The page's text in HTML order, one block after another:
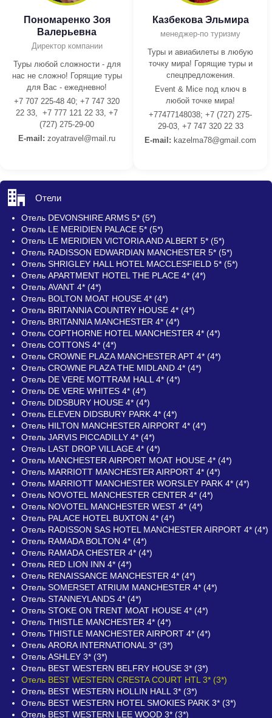
Пономаренко Зоя
Валерьевна
Директор компании
Туры любой сложности - для
нас не сложно! Горящие туры
для Вас - ежедневно!
+7 707 225-48 40; +7 747 320
22 33, +7 777 121 22 33, +7
(727) 275-29-00
E-mail: zoyatravel@mail.ru
Казбекова Эльмира
менеджер-по туризму
Туры и авиабилеты в любую
точку мира! Горящие туры и
спецпредложения.
Event & Mice под ключ в
любой точке мира!
+77477148038; +7 (727) 275-
29-03, +7 747 320 22 33
E-mail: kazelma78@gmail.com
Отели
Отель DEVONSHIRE ARMS 5* (5*)
Отель LE MERIDIEN PALACE 5* (5*)
Отель LE MERIDIEN VICTORIA AND ALBERT 5* (5*)
Отель RADISSON EDWARDIAN MANCHESTER 5* (5*)
Отель SHRIGLEY HALL HOTEL MACCLESFIELD 5* (5*)
Отель APARTMENT HOTEL THE PLACE 4* (4*)
Отель AVANT 4* (4*)
Отель BOLTON MOAT HOUSE 4* (4*)
Отель BRITANNIA COUNTRY HOUSE 4* (4*)
Отель BRITANNIA MANCHESTER 4* (4*)
Отель COPTHORNE HOTEL MANCHESTER 4* (4*)
Отель COTTONS 4* (4*)
Отель CROWNE PLAZA MANCHESTER APT 4* (4*)
Отель CROWNE PLAZA THE MIDLAND 4* (4*)
Отель DE VERE MOTTRAM HALL 4* (4*)
Отель DE VERE WHITES 4* (4*)
Отель DIDSBURY HOUSE 4* (4*)
Отель ELEVEN DIDSBURY PARK 4* (4*)
Отель HILTON MANCHESTER AIRPORT 4* (4*)
Отель JARVIS PICCADILLY 4* (4*)
Отель LAST DROP VILLAGE 4* (4*)
Отель MANCHESTER AIRPORT MOAT HOUSE 4* (4*)
Отель MARRIOTT MANCHESTER AIRPORT 4* (4*)
Отель MARRIOTT MANCHESTER WORSLEY PARK 4* (4*)
Отель NOVOTEL MANCHESTER CENTER 4* (4*)
Отель NOVOTEL MANCHESTER WEST 4* (4*)
Отель PALACE HOTEL BUXTON 4* (4*)
Отель RADISSON SAS HOTEL MANCHESTER AIRPORT 4* (4*)
Отель RAMADA BOLTON 4* (4*)
Отель RAMADA CHESTER 4* (4*)
Отель RED LION INN 4* (4*)
Отель RENAISSANCE MANCHESTER 4* (4*)
Отель SOMERSET ATRIUM MANCHESTER 4* (4*)
Отель STANNEYLANDS 4* (4*)
Отель STOKE ON TRENT MOAT HOUSE 4* (4*)
Отель THISTLE MANCHESTER 4* (4*)
Отель THISTLE MANCHESTER AIRPORT 4* (4*)
Отель ARORA INTERNATIONAL 3* (3*)
Отель ASHLEY 3* (3*)
Отель BEST WESTERN BELFRY HOUSE 3* (3*)
Отель BEST WESTERN CRESTA COURT HTL 3* (3*)
Отель BEST WESTERN HOLLIN HALL 3* (3*)
Отель BEST WESTERN HOTEL SMOKIES PARK 3* (3*)
Отель BEST WESTERN LEE WOOD 3* (3*)